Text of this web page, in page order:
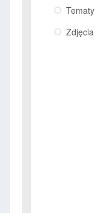
Tematy
Zdjęcia